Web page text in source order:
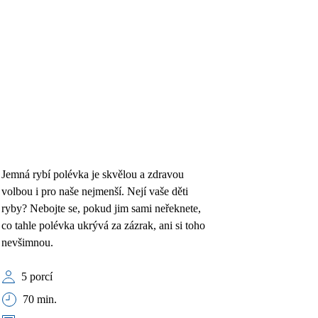
Jemná rybí polévka je skvělou a zdravou
volbou i pro naše nejmenší. Nejí vaše děti
ryby? Nebojte se, pokud jim sami neřeknete,
co tahle polévka ukrývá za zázrak, ani si toho
nevšimnou.
5 porcí
70 min.